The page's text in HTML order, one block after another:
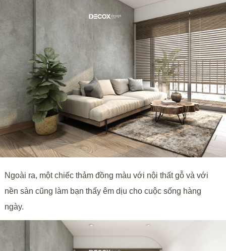
Ngoài ra, một chiếc thảm đồng màu với nội thất gỗ và với
nền sàn cũng làm bạn thấy êm dịu cho cuộc sống hàng
ngày.